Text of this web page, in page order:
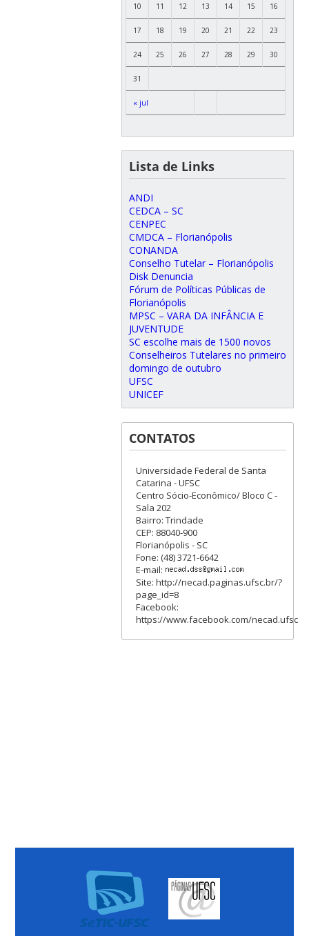
« jul
10 11 12 13 14 15 16
17 18 19 20 21 22 23
24 25 26 27 28 29 30
31
Lista de Links
ANDI
CEDCA – SC
CENPEC
CMDCA – Florianópolis
CONANDA
Conselho Tutelar – Florianópolis
Disk Denuncia
Fórum de Políticas Públicas de
Florianópolis
MPSC – VARA DA INFÂNCIA E
JUVENTUDE
SC escolhe mais de 1500 novos
Conselheiros Tutelares no primeiro
domingo de outubro
UFSC
UNICEF
CONTATOS
Universidade Federal de Santa
Catarina - UFSC
Centro Sócio-Econômico/ Bloco C -
Sala 202
Bairro: Trindade
CEP: 88040-900
Florianópolis - SC
Fone: (48) 3721-6642
E-mail:
Site: http://necad.paginas.ufsc.br/?
page_id=8
Facebook:
https://www.facebook.com/necad.ufsc